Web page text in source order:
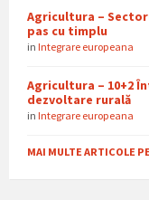
Agricultura –
pas cu timplu
in Integrare europeana
Agricultura – 10+2
dezvoltare rurală
in Integrare europeana
MAI MULTE ARTICOLE